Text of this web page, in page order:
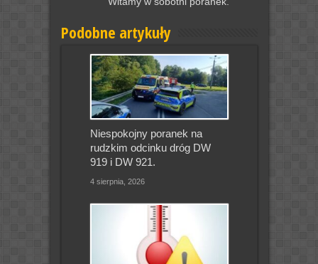
Podobne artykuły
Niespokojny poranek na
rudzkim odcinku dróg DW
919 i DW 921.
4 sierpnia, 2026